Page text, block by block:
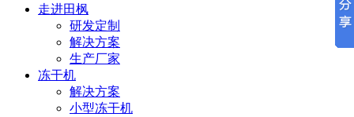
走进田枫
研发定制
解决方案
生产厂家
冻干机
解决方案
小型冻干机